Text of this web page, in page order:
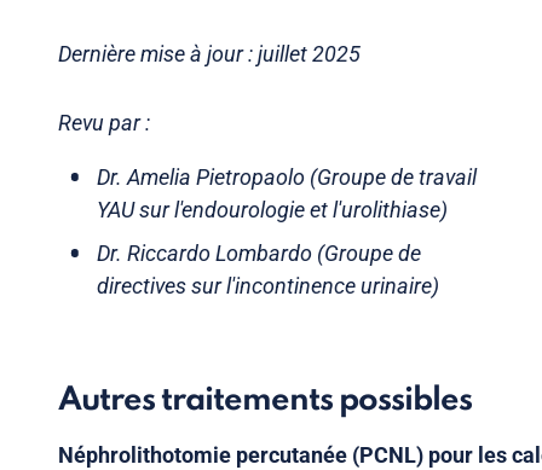
Dernière mise à jour : juillet 2025
Revu par :
Dr. Amelia Pietropaolo (Groupe de travail
YAU sur l'endourologie et l'urolithiase)
Dr. Riccardo Lombardo (Groupe de
directives sur l'incontinence urinaire)
Autres traitements possibles
Néphrolithotomie percutanée (PCNL) pour les